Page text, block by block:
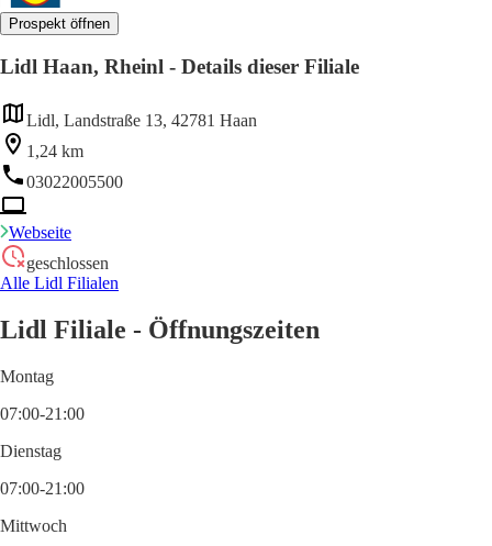
Prospekt öffnen
Lidl Haan, Rheinl - Details dieser Filiale
Lidl, Landstraße 13, 42781 Haan
1,24 km
03022005500
Webseite
geschlossen
Alle Lidl Filialen
Lidl Filiale - Öffnungszeiten
Montag
07:00-21:00
Dienstag
07:00-21:00
Mittwoch